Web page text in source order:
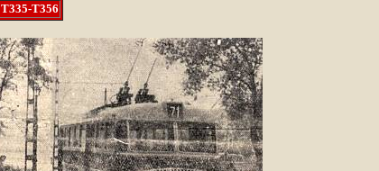
T335-T356